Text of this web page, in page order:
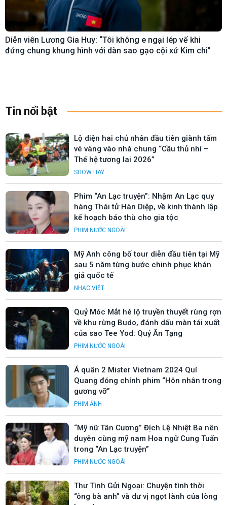
Diễn viên Lương Gia Huy: “Tôi không e ngại lép vế khi
đứng chung khung hình với dàn sao gạo cội xứ Kim chi”
Tin nổi bật
Lộ diện hai chủ nhân đầu tiên giành tấm
vé vàng vào nhà chung “Cầu thủ nhí –
Thế hệ tương lai 2026”
SHOW HAY
Phim “An Lạc truyện”: Nhậm An Lạc quy
hàng Thái tử Hàn Diệp, về kinh thành lập
kế hoạch báo thù cho gia tộc
PHIM NƯỚC NGOÀI
Mỹ Anh công bố tour diễn đầu tiên tại Mỹ
sau 5 năm từng bước chinh phục khán
giả quốc tế
NHẠC VIỆT
Quỷ Móc Mắt hé lộ truyền thuyết rùng rợn
về khu rừng Budo, đánh dấu màn tái xuất
của sao Tee Yod: Quỷ Ăn Tạng
PHIM NƯỚC NGOÀI
Á quân 2 Mister Vietnam 2024 Quí
Quang đóng chính phim “Hôn nhân trong
gương vỡ”
PHIM ẢNH
“Mỹ nữ Tân Cương” Địch Lệ Nhiệt Ba nên
duyên cùng mỹ nam Hoa ngữ Cung Tuấn
trong “An Lạc truyện”
PHIM NƯỚC NGOÀI
Thư Tình Gửi Ngoại: Chuyện tình thời
“ông bà anh” và dư vị ngọt lành của lòng